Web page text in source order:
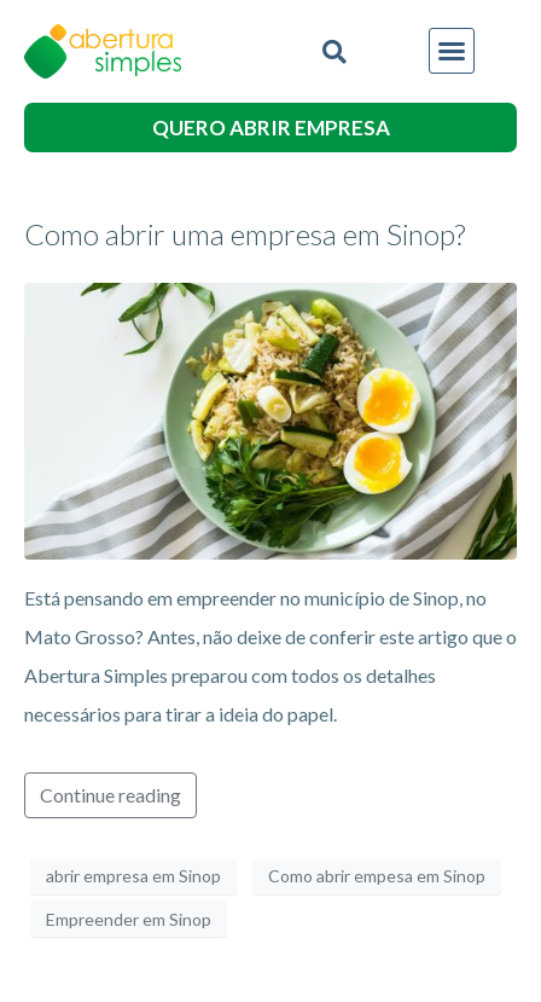
QUERO ABRIR EMPRESA
Como abrir uma empresa em Sinop?
Está pensando em empreender no município de Sinop, no
Mato Grosso? Antes, não deixe de conferir este artigo que o
Abertura Simples preparou com todos os detalhes
necessários para tirar a ideia do papel.
Continue reading
abrir empresa em Sinop Como abrir empesa em Sinop
Empreender em Sinop